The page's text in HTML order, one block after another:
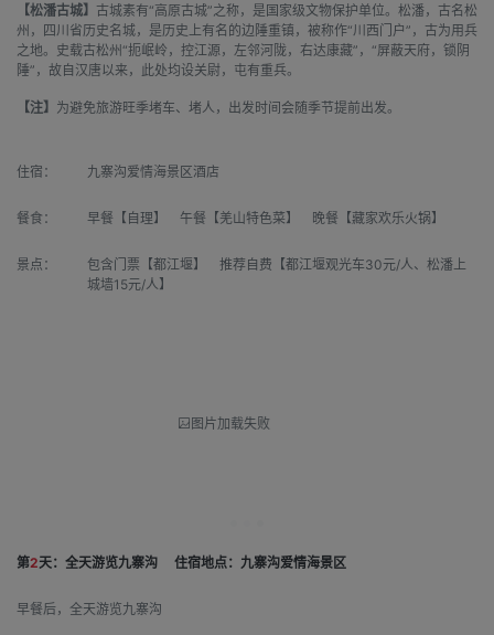
【松潘古城】 古城素有“高原古城”之称，是国家级文物保护单位。松潘，古名松
州，四川省历史名城，是历史上有名的边陲重镇，被称作“川西门户”，古为用兵
之地。史载古松州“扼岷岭，控江源，左邻河陇，右达康藏”，“屏蔽天府，锁阴
陲”，故自汉唐以来，此处均设关尉，屯有重兵。
【注】 为避免旅游旺季堵车、堵人，出发时间会随季节提前出发。
住宿： 九寨沟爱情海景区酒店
餐食： 早餐【自理】 午餐【羌山特色菜】 晚餐【藏家欢乐火锅】
景点：
包含门票【都江堰】 推荐自费【都江堰观光车30元/人、松潘上
城墙15元/人】
图片加载失败
第2天：全天游览九寨沟 住宿地点：九寨沟爱情海景区
早餐后，全天游览九寨沟